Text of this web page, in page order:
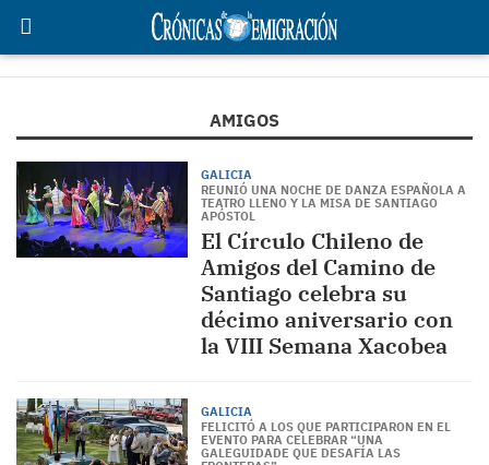
AMIGOS
GALICIA
REUNIÓ UNA NOCHE DE DANZA ESPAÑOLA A
TEATRO LLENO Y LA MISA DE SANTIAGO
APÓSTOL
El Círculo Chileno de
Amigos del Camino de
Santiago celebra su
décimo aniversario con
la VIII Semana Xacobea
GALICIA
FELICITÓ A LOS QUE PARTICIPARON EN EL
EVENTO PARA CELEBRAR “UNA
GALEGUIDADE QUE DESAFÍA LAS